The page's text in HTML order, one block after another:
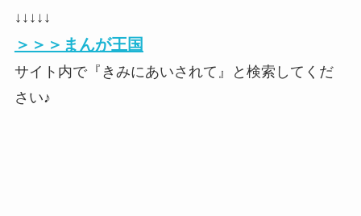
↓↓↓↓↓
＞＞＞まんが王国
サイト内で『きみにあいされて』と検索してくだ
さい♪